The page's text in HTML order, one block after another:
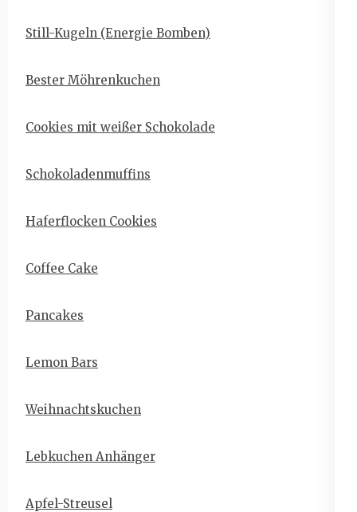
Still-Kugeln (Energie Bomben)
Bester Möhrenkuchen
Cookies mit weißer Schokolade
Schokoladenmuffins
Haferflocken Cookies
Coffee Cake
Pancakes
Lemon Bars
Weihnachtskuchen
Lebkuchen Anhänger
Apfel-Streusel